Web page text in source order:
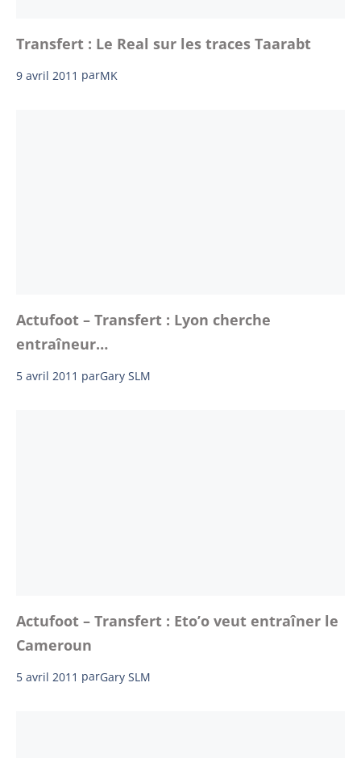
Transfert : Le Real sur les traces Taarabt
9 avril 2011 parMK
Actufoot – Transfert : Lyon cherche
entraîneur…
5 avril 2011 parGary SLM
Actufoot – Transfert : Eto’o veut entraîner le
Cameroun
5 avril 2011 parGary SLM